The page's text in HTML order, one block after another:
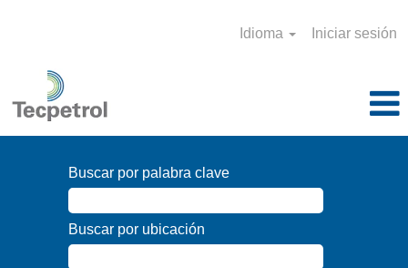
Idioma Iniciar sesión
Buscar por palabra clave
Buscar por ubicación